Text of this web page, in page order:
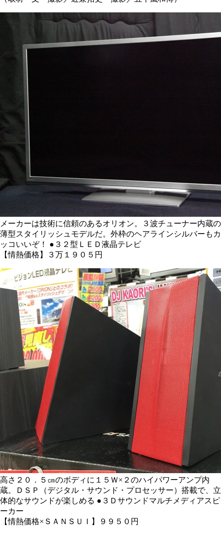
メーカーは技術に信頼のあるオリオン。３波チューナー内蔵の
薄型スタイリッシュモデルだ。外枠のヘアラインシルバーもカ
ッコいいぞ！
●３２型ＬＥＤ液晶テレビ
【情熱価格】３万１９０５円
高さ２０．５㎝のボディに１５Ｗ×２のハイパワーアンプ内
蔵。ＤＳＰ（デジタル・サウンド・プロセッサー）搭載で、立
体的なサウンドが楽しめる ●３Ｄサウンドマルチメディアスピ
ーカー
【情熱価格×ＳＡＮＳＵＩ】９９５０円